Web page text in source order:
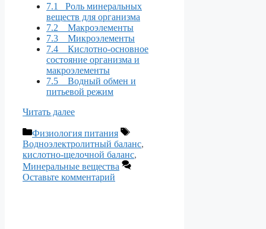
7.1 Роль минеральных
веществ для организма
7.2 Макроэлементы
7.3 Микроэлементы
7.4 Кислотно-основное
состояние организма и
макроэлементы
7.5 Водный обмен и
питьевой режим
Читать далее
Рубрики
Физиология питания
Метки
Водноэлектролитный баланс,
кислотно-щелочной баланс,
Минеральные вещества
Оставьте комментарий